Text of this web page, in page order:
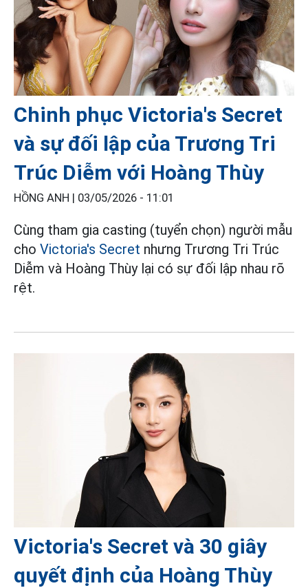
Chinh phục Victoria's Secret
và sự đối lập của Trương Tri
Trúc Diễm với Hoàng Thùy
HỒNG ANH | 03/05/2026 - 11:01
Cùng tham gia casting (tuyển chọn) người mẫu
cho Victoria's Secret nhưng Trương Tri Trúc
Diễm và Hoàng Thùy lại có sự đối lập nhau rõ
rệt.
Victoria's Secret và 30 giây
quyết định của Hoàng Thùy